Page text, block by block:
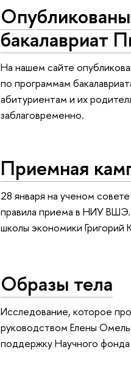
бакалавриат
На нашем сайте
по программам
абитуриентам и их
заблаговременно.
Приемная
28 января на ученом
правила приема в НИУ
школы экономики Григорий
Образы тела
Исследование, которое
руководством Елены
поддержку Научного